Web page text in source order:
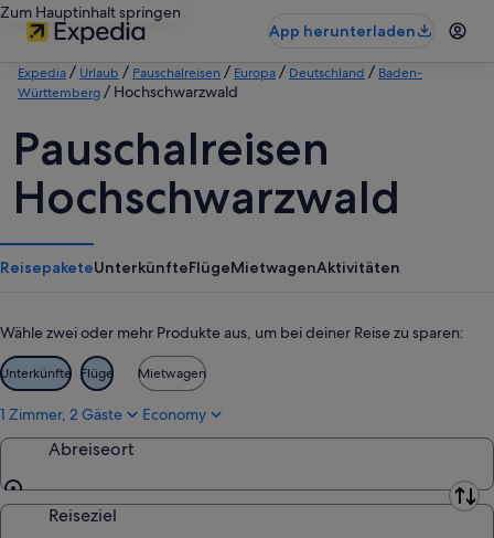
Zum Hauptinhalt springen
App herunterladen
Expedia/ Urlaub / Pauschalreisen / Europa/ Deutschland / Baden-
Württemberg/ Hochschwarzwald
Pauschalreisen
Hochschwarzwald
ReisepaketeUnterkünfteFlügeMietwagenAktivitäten
Wähle zwei oder mehr Produkte aus, um bei deiner Reise zu sparen:
Unterkünfte Flüge Mietwagen
1 Zimmer, 2 Gäste Economy
Abreiseort
Abreiseort
Reiseziel